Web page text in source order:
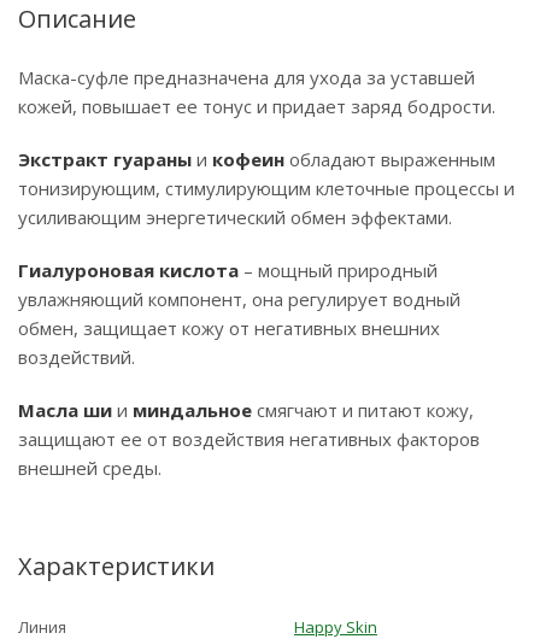
Описание
Маска-суфле предназначена для ухода за уставшей
кожей, повышает ее тонус и придает заряд бодрости.
Экстракт гуараны и кофеин обладают выраженным
тонизирующим, стимулирующим клеточные процессы и
усиливающим энергетический обмен эффектами.
Гиалуроновая кислота – мощный природный
увлажняющий компонент, она регулирует водный
обмен, защищает кожу от негативных внешних
воздействий.
Масла ши и миндальное смягчают и питают кожу,
защищают ее от воздействия негативных факторов
внешней среды.
Характеристики
Линия
Happy Skin